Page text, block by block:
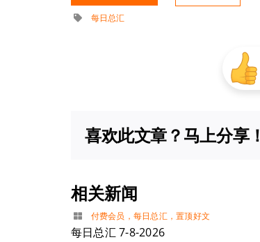
每日总汇
喜欢此文章？马上分享！
相关新闻
付费会员 ， 每日总汇，置顶好文
每日总汇 7-8-2026